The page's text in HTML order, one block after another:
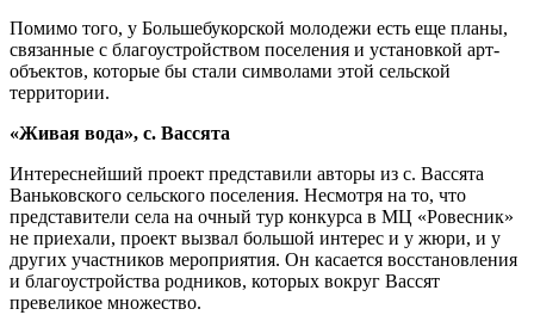
Помимо того, у Большебукорской молодежи есть еще планы,
связанные с благоустройством поселения и установкой арт-
объектов, которые бы стали символами этой сельской
территории.
«Живая вода», с. Вассята
Интереснейший проект представили авторы из c. Вассята
Ваньковского сельского поселения. Несмотря на то, что
представители села на очный тур конкурса в МЦ «Ровесник»
не приехали, проект вызвал большой интерес и у жюри, и у
других участников мероприятия. Он касается восстановления
и благоустройства родников, которых вокруг Вассят
превеликое множество.